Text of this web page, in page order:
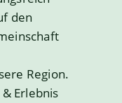
den
Region.
Erlebnis